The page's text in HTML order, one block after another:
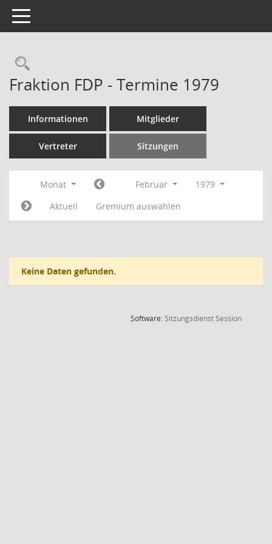
Toggle navigation
Rechercheauswahl
Fraktion FDP - Termine 1979
Informationen Mitglieder
Vertreter Sitzungen
Monat Februar
1979
Aktuell
Gremium auswählen
Keine Daten gefunden.
Software:SitzungsdienstSession(Wird in